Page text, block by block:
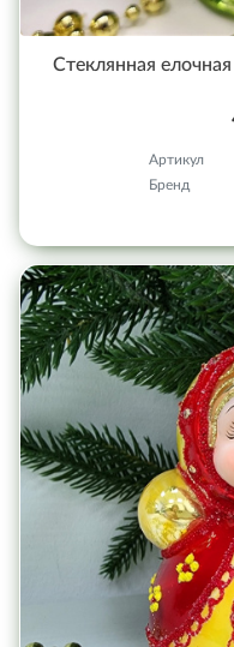
Стеклянная
Артикул
Бренд